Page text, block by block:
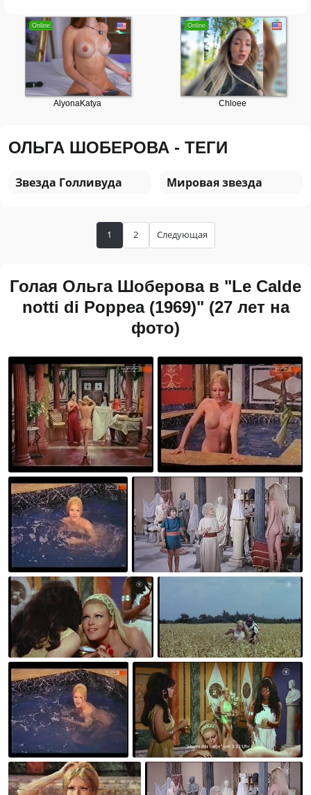
ОЛЬГА ШОБЕРОВА - ТЕГИ
Звезда Голливуда Мировая звезда
1 2 Следующая
Голая Ольга Шоберова в "Le Calde
notti di Poppea (1969)" (27 лет на
фото)